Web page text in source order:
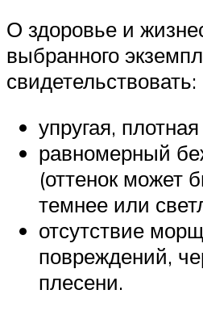
О здоровье и
выбранного
свидетельствовать:
упругая,
равномерный
(оттенок может
темнее или
отсутствие
повреждений,
плесени.